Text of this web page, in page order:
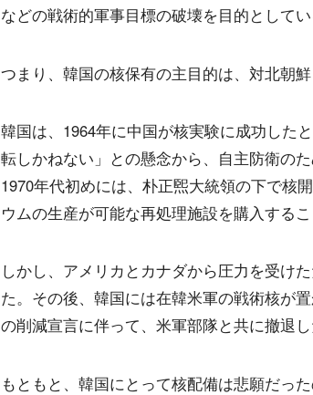
などの戦術的軍事目標の破壊を目的としてい
つまり、韓国の核保有の主目的は、対北朝鮮
韓国は、1964年に中国が核実験に成功した
転しかねない」との懸念から、自主防衛の
1970年代初めには、朴正煕大統領の下で核
ウムの生産が可能な再処理施設を購入するこ
しかし、アメリカとカナダから圧力を受け
た。その後、韓国には在韓米軍の戦術核が
の削減宣言に伴って、米軍部隊と共に撤退し
もともと、韓国にとって核配備は悲願だった